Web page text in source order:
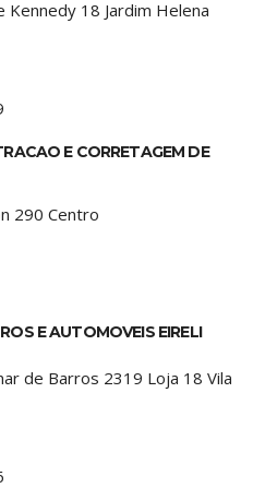
Kennedy 18 Jardim Helena
E CORRETAGEM DE
290 Centro
E AUTOMOVEIS EIRELI
de Barros 2319 Loja 18 Vila